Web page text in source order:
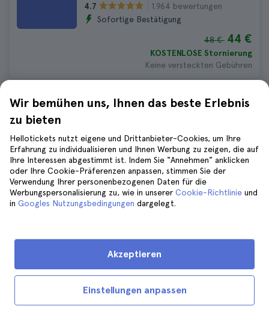
4.7
1.964 bewertungen
Sofortige Bestätigung
48 € 44 €
KOSTENLOSE Stornierung
Keine versteckten Gebühren
Lanzarote Kajak-Tour
Sofortige Bestätigung
81 € 74 €
KOSTENLOSE Stornierung
Keine versteckten Gebühren
bei Sonnenuntergang
1.266 bewertungen
Dauer: 2 hours
KOSTENLOSE Stornierung
Wir bemühen uns, Ihnen das beste Erlebnis
zu bieten
Hellotickets nutzt eigene und Drittanbieter-Cookies, um Ihre
Erfahrung zu individualisieren und Ihnen Werbung zu zeigen, die auf
Ihre Interessen abgestimmt ist. Indem Sie "Annehmen" anklicken
oder Ihre Cookie-Präferenzen anpassen, stimmen Sie der
Verwendung Ihrer personenbezogenen Daten für die
Werbungspersonalisierung zu, wie in unserer Cookie-Richtlinie und
in Googles Nutzungsbedingungen dargelegt.
Einstellungen anpassen
Akzeptieren